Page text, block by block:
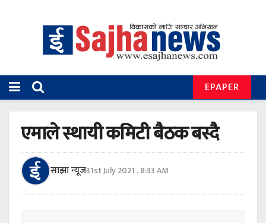
EPAPER
एमाले स्थायी कमिटी बैठक बस्दै
साझा न्यूज31st July 2021 , 8:33 AM